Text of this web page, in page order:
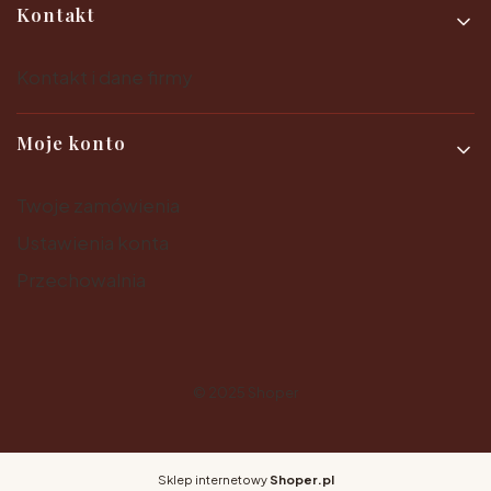
Kontakt
Moje konto
Sklep internetowy Shoper.pl